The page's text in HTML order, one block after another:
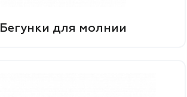
Бегунки для молнии